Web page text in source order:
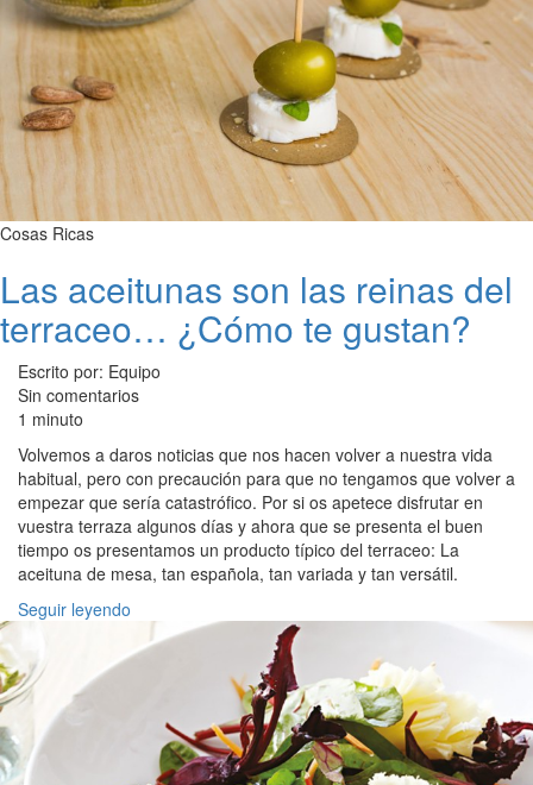
Cosas Ricas
Las aceitunas son las reinas del
terraceo… ¿Cómo te gustan?
Escrito por: Equipo
Sin comentarios
1 minuto
Volvemos a daros noticias que nos hacen volver a nuestra vida
habitual, pero con precaución para que no tengamos que volver a
empezar que sería catastrófico. Por si os apetece disfrutar en
vuestra terraza algunos días y ahora que se presenta el buen
tiempo os presentamos un producto típico del terraceo: La
aceituna de mesa, tan española, tan variada y tan versátil.
Seguir leyendo